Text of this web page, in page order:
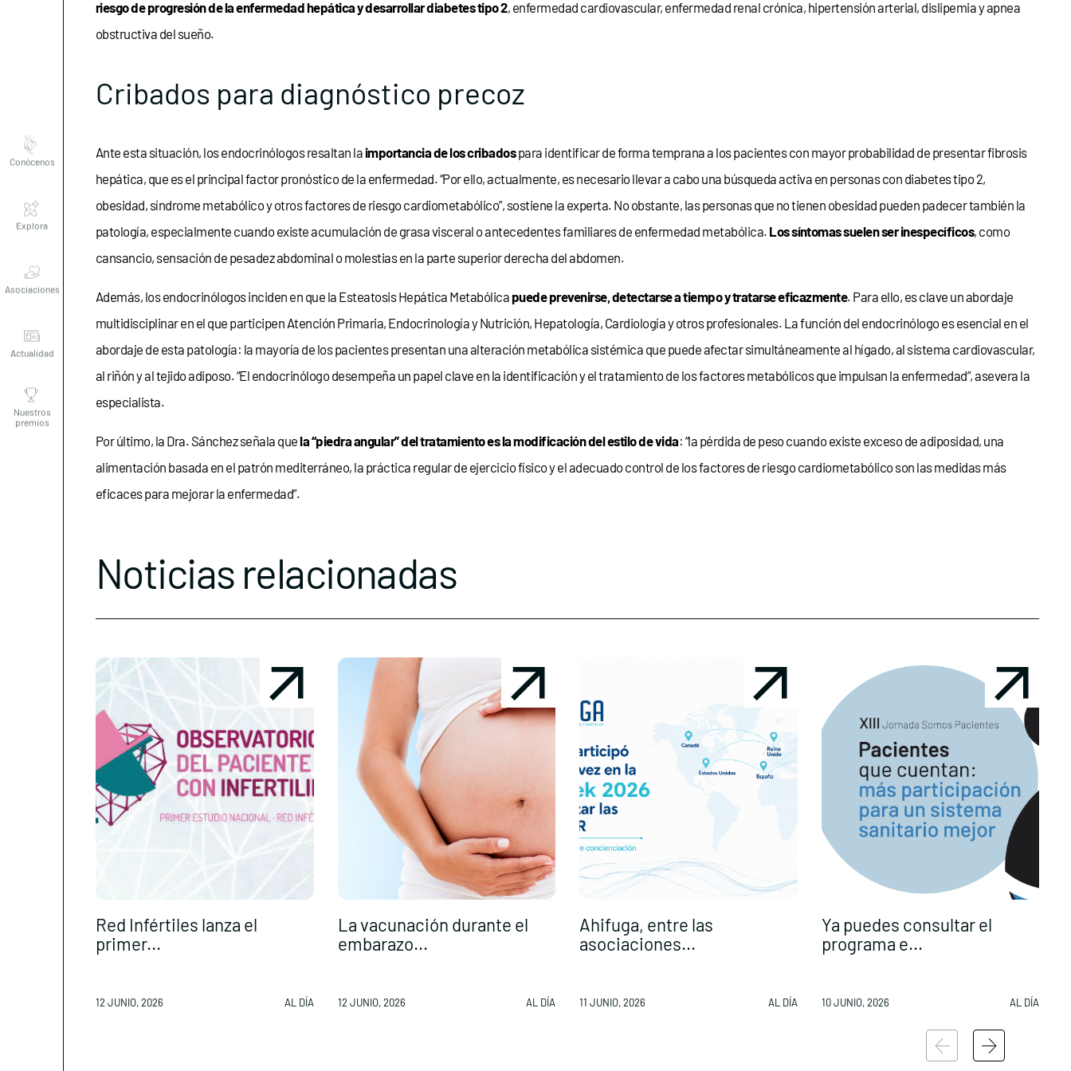
premios
riesgo de progresión de la enfermedad hepática y desarrollar diabetes tipo 2, enfermedad cardiovascular, enfermedad renal crónica, hipertensión arterial, dislipemia y apnea
obstructiva del sueño.
Cribados para diagnóstico precoz
Ante esta situación, los endocrinólogos resaltan la importancia de los cribadospara identificar de forma temprana a los pacientes con mayor probabilidad de presentar fibrosis
hepática, que es el principal factor pronóstico de la enfermedad. “Por ello, actualmente, es necesario llevar a cabo una búsqueda activa en personas con diabetes tipo 2,
obesidad, síndrome metabólico y otros factores de riesgo cardiometabólico”, sostiene la experta. No obstante, las personas que no tienen obesidad pueden padecer también la
patología, especialmente cuando existe acumulación de grasa visceral o antecedentes familiares de enfermedad metabólica. Los síntomas suelen ser inespecíficos, como
cansancio, sensación de pesadez abdominal o molestias en la parte superior derecha del abdomen.
Además, los endocrinólogos inciden en que la Esteatosis Hepática Metabólica puede prevenirse, detectarse a tiempo y tratarse eficazmente. Para ello, es clave un abordaje
multidisciplinar en el que participen Atención Primaria, Endocrinología y Nutrición, Hepatología, Cardiología y otros profesionales. La función del endocrinólogo es esencial en el
abordaje de esta patología: la mayoría de los pacientes presentan una alteración metabólica sistémica que puede afectar simultáneamente al hígado, al sistema cardiovascular,
al riñón y al tejido adiposo. “El endocrinólogo desempeña un papel clave en la identificación y el tratamiento de los factores metabólicos que impulsan la enfermedad”, asevera la
especialista.
Por último, la Dra. Sánchez señala quela “piedra angular” del tratamiento es la modificación del estilo de vida: “la pérdida de peso cuando existe exceso de adiposidad, una
alimentación basada en el patrón mediterráneo, la práctica regular de ejercicio físico y el adecuado control de los factores de riesgo cardiometabólico son las medidas más
eficaces para mejorar la enfermedad”.
Noticias relacionadas
Red Infértiles lanza el
primer...
12 JUNIO, 2026 AL DÍA
La vacunación durante el
embarazo...
12 JUNIO, 2026 AL DÍA
Ahifuga, entre las
asociaciones...
11 JUNIO, 2026 AL DÍA
Ya puedes consultar el
programa e...
10 JUNIO, 2026 AL DÍA